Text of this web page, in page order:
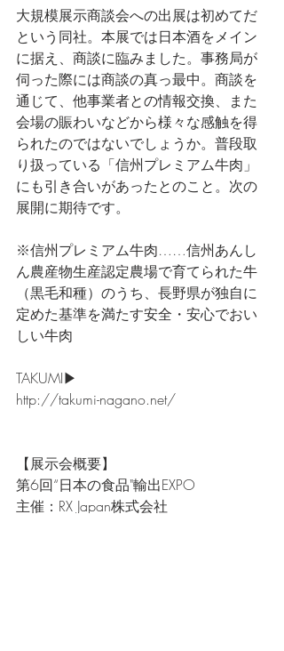
大規模展示商談会への出展は初めてだ
という同社。本展では日本酒をメイン
に据え、商談に臨みました。事務局が
伺った際には商談の真っ最中。商談を
通じて、他事業者との情報交換、また
会場の賑わいなどから様々な感触を得
られたのではないでしょうか。普段取
り扱っている「信州プレミアム牛肉」
にも引き合いがあったとのこと。次の
展開に期待です。
※信州プレミアム牛肉……信州あんし
ん農産物生産認定農場で育てられた牛
（黒毛和種）のうち、長野県が独自に
定めた基準を満たす安全・安心でおい
しい牛肉
TAKUMI▶
http://takumi-nagano.net/
【展示会概要】
第6回“日本の食品"輸出EXPO
主催：RX Japan株式会社